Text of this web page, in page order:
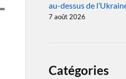
au-dessus de
7 août 2026
Catégories